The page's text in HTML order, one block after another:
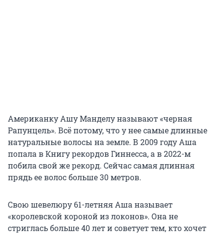
Американку Ашу Манделу называют «черная
Рапунцель». Всё потому, что у нее самые длинные
натуральные волосы на земле. В 2009 году Аша
попала в Книгу рекордов Гиннесса, а в 2022-м
побила свой же рекорд. Сейчас самая длинная
прядь ее волос больше 30 метров.
Свою шевелюру 61-летняя Аша называет
«королевской короной из локонов». Она не
стриглась больше 40 лет и советует тем, кто хочет